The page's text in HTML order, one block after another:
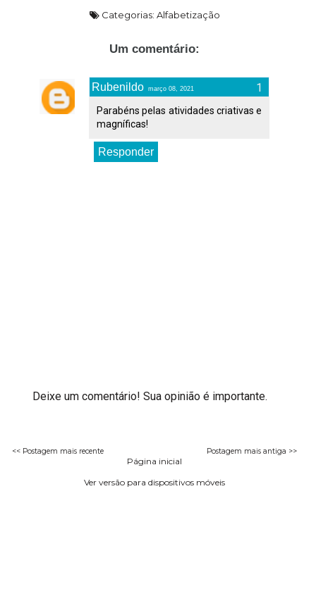
Categorias: Alfabetização
Um comentário:
Rubenildo março 08, 2021
Parabéns pelas atividades criativas e
magníficas!
Responder
Deixe um comentário! Sua opinião é importante.
<< Postagem mais recente Postagem mais antiga >>
Página inicial
Ver versão para dispositivos móveis